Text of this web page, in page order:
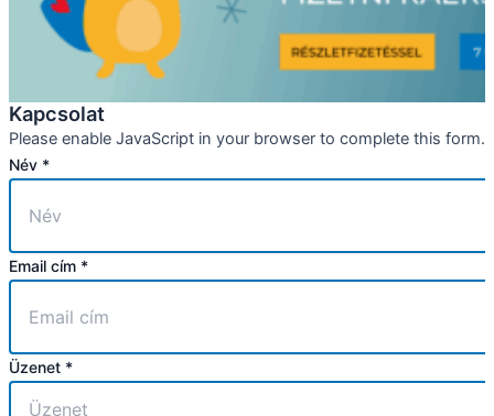
Kapcsolat
Please enable JavaScript in your browser to complete this form.
Név *
Email cím *
Üzenet *